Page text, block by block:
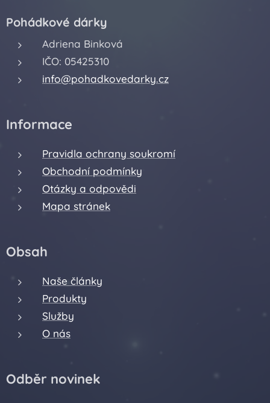
Pohádkové dárky
Adriena Binková
IČO: 05425310
info@pohadkovedarky.cz
Informace
Pravidla ochrany soukromí
Obchodní podmínky
Otázky a odpovědi
Mapa stránek
Obsah
Naše články
Produkty
Služby
O nás
Odběr novinek